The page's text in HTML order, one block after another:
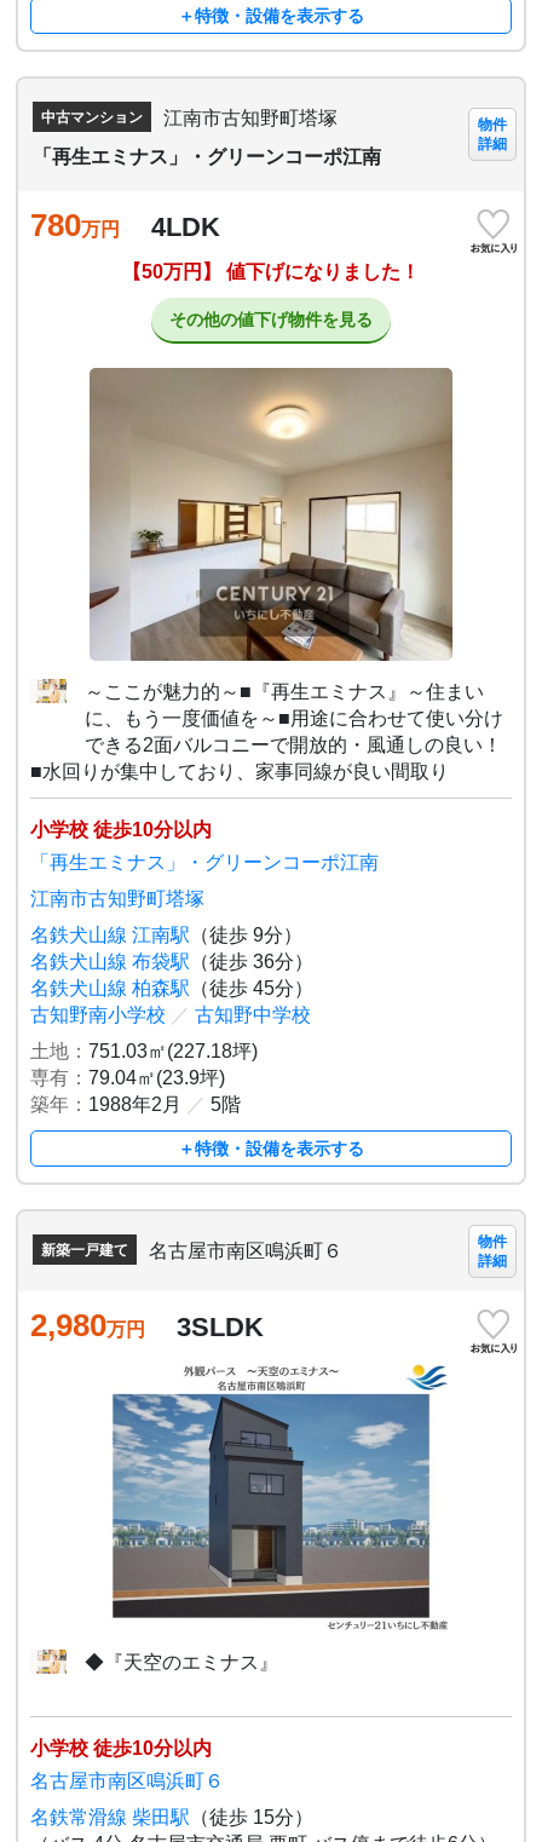
＋特徴・設備を表示する
中古マンション
江南市古知野町塔塚
「再生エミナス」・グリーンコーポ江南
物件
詳細
780万円 4LDK
【50万円】 値下げになりました！
その他の値下げ物件を見る
～ここが魅力的～■『再生エミナス』～住まい
に、もう一度価値を～■用途に合わせて使い分け
できる2面バルコニーで開放的・風通しの良い！
■水回りが集中しており、家事同線が良い間取り
小学校 徒歩10分以内
「再生エミナス」・グリーンコーポ江南
江南市古知野町塔塚
名鉄犬山線 江南駅 （徒歩 9分）
名鉄犬山線 布袋駅 （徒歩 36分）
名鉄犬山線 柏森駅 （徒歩 45分）
古知野南小学校 ／ 古知野中学校
土地：751.03㎡(227.18坪)
専有：79.04㎡(23.9坪)
築年： 1988年2月 ／ 5階
＋特徴・設備を表示する
新築一戸建て 名古屋市南区鳴浜町６
物件
詳細
2,980万円 3SLDK
◆『天空のエミナス』
小学校 徒歩10分以内
名古屋市南区鳴浜町６
名鉄常滑線 柴田駅 （徒歩 15分）